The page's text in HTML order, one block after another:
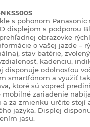
s pohonom Panasonic
displejom s podporou
obrazovke
o vašej jazde –
stav batérie,
kadenciu,
disponuje odolnosťou
smartfónom a využiť
ktoré sú vopred
mobilné zariadenie
a za zmienku určite stojí
jazyka. Displej
jasu.